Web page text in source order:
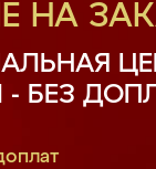
НА
БЕЗ